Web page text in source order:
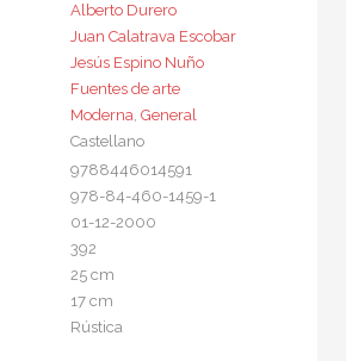
Alberto Durero
Juan Calatrava Escobar
Jesús Espino Nuño
Fuentes de arte
Moderna, General
Castellano
9788446014591
978-84-460-1459-1
01-12-2000
392
25 cm
17 cm
Rústica